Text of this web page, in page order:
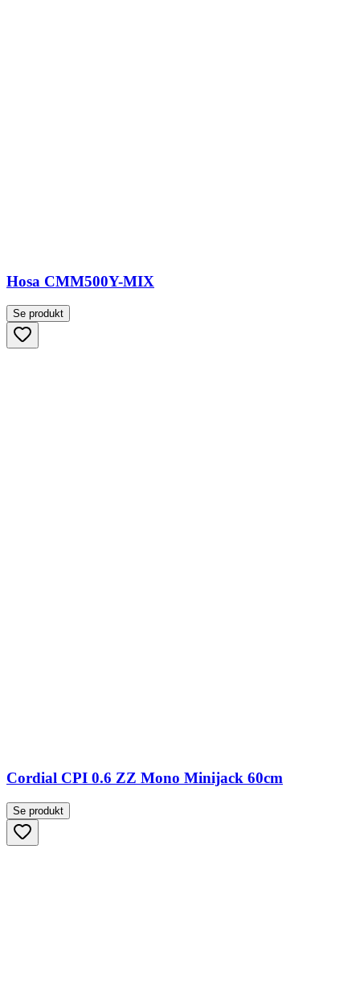
Hosa CMM500Y-MIX
Se produkt
Cordial CPI 0.6 ZZ Mono Minijack 60cm
Se produkt